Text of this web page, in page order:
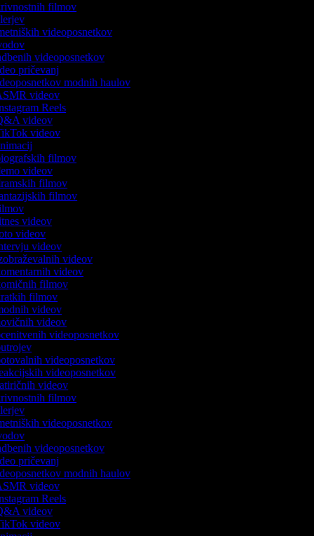
filmov
videoposnetkov
videoposnetkov
pričevanj
modnih haulov
videov
Reels
videov
videov
filmov
videov
filmov
filmov
videov
videov
videov
videov
videov
filmov
filmov
videov
videov
videoposnetkov
videoposnetkov
videoposnetkov
videov
filmov
videoposnetkov
videoposnetkov
pričevanj
modnih haulov
videov
Reels
videov
videov